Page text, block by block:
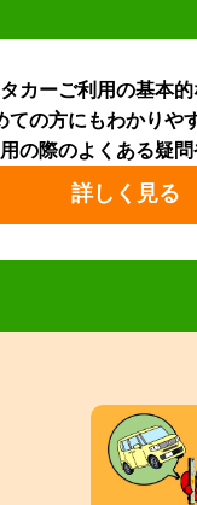
カーご利用の基本
ての方にもわかりや
の際のよくある疑問
詳しく見る